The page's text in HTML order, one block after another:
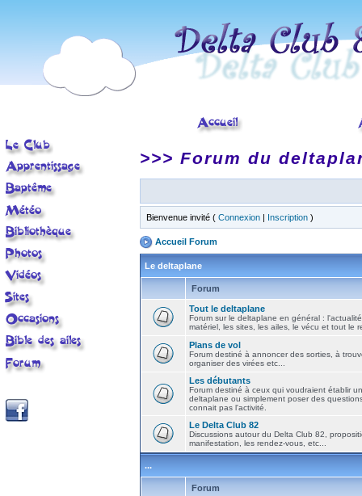
>>> Forum du
Bienvenue invité ( Connexion | Inscription )
Accueil Forum
Le deltaplane
Forum
Tout le deltaplane
Forum sur le deltaplane en général :
matériel, les sites, les ailes, le vécu et tout le
Plans de vol
Forum destiné à annoncer des sorties, à
organiser des virées etc...
Les débutants
Forum destiné à ceux qui voudraient établir
deltaplane ou simplement poser des
connait pas l'activité.
Le Delta Club 82
Discussions autour du Delta Club 82,
manifestation, les rendez-vous, etc...
...
Forum